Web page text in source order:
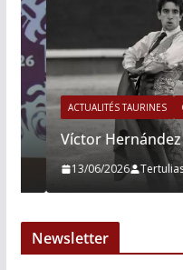
ACTUALITÉS TAURINES
Víctor Hernández :
13/06/2026 Tertulias
Newsletter